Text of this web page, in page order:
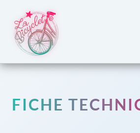
FICHE